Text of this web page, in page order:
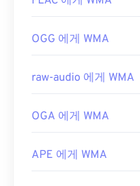
OGG 에게 WMA
raw-audio 에게 WMA
OGA 에게 WMA
APE 에게 WMA